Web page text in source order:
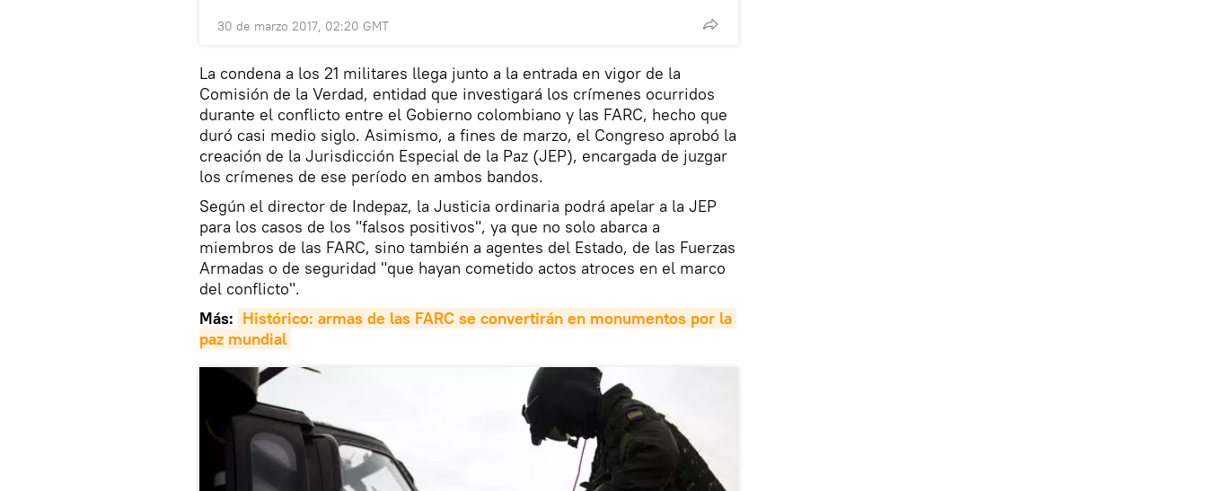
30 de marzo 2017, 02:20 GMT
La condena a los 21 militares llega junto a la entrada en vigor de la
Comisión de la Verdad, entidad que investigará los crímenes ocurridos
durante el conflicto entre el Gobierno colombiano y las FARC, hecho que
duró casi medio siglo. Asimismo, a fines de marzo, el Congreso aprobó la
creación de la Jurisdicción Especial de la Paz (JEP), encargada de juzgar
los crímenes de ese período en ambos bandos.
Según el director de Indepaz, la Justicia ordinaria podrá apelar a la JEP
para los casos de los "falsos positivos", ya que no solo abarca a
miembros de las FARC, sino también a agentes del Estado, de las Fuerzas
Armadas o de seguridad "que hayan cometido actos atroces en el marco
del conflicto".
Más: Histórico: armas de las FARC se convertirán en monumentos por la
paz mundial